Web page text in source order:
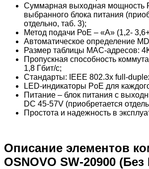
Суммарная выходная мощность
выбранного блока питания
отдельно, таб. 3);
Метод подачи РоЕ – «А» (1,2-
Автоматическое определение
Размер таблицы MAC-адресов:
Пропускная способность
1,8 Гбит/с;
Стандарты: IEEE 802.3x full-
LED-индикаторы PoE для
Питание – блок питания c
DC 45-57V (приобретается
Простота и надежность в
Описание элементов
OSNOVO SW-20900